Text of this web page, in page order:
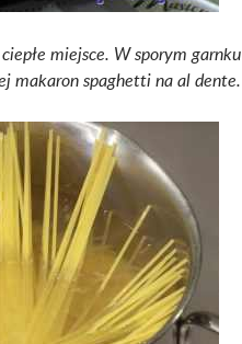
miejsce. W sporym garnku
makaron spaghetti na al dente.